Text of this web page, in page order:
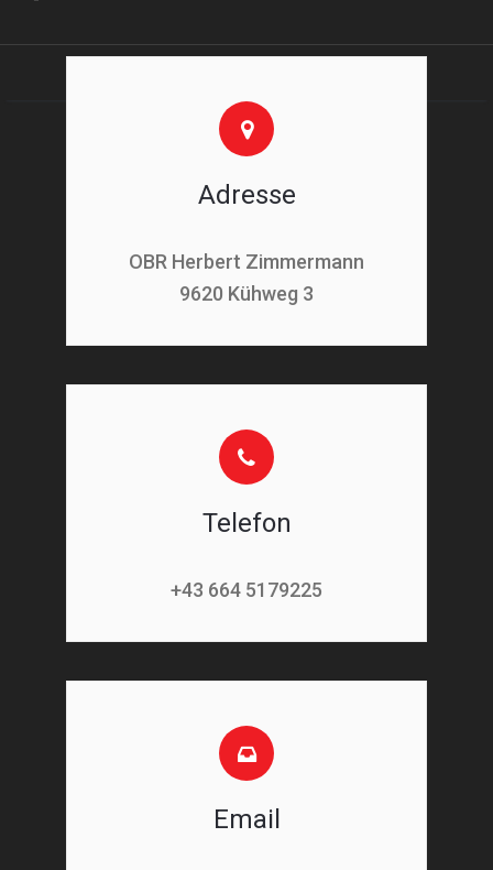
Adresse
OBR Herbert Zimmermann
9620 Kühweg 3
Telefon
+43 664 5179225
Email